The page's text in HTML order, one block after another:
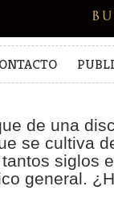
de una
se cultiva
siglos
general.